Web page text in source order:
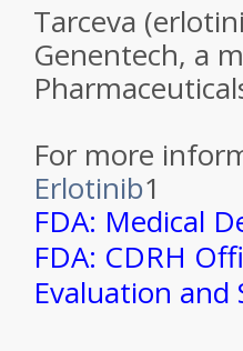
Tarceva
Genentech, a
For more
Erlotinib1
FDA: Medical
FDA: CDRH
Evaluation and